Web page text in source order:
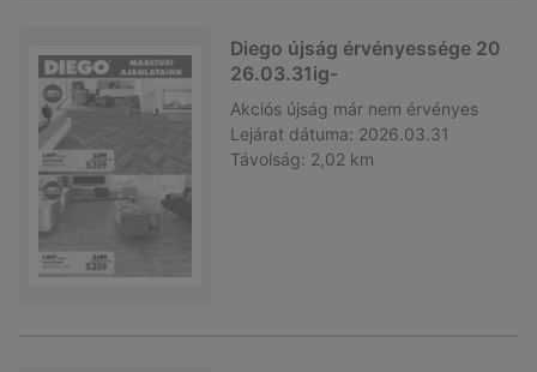
Diego újság érvényessége 20
26.03.31ig-
Akciós újság már nem érvényes
Lejárat dátuma: 2026.03.31
Távolság: 2,02 km